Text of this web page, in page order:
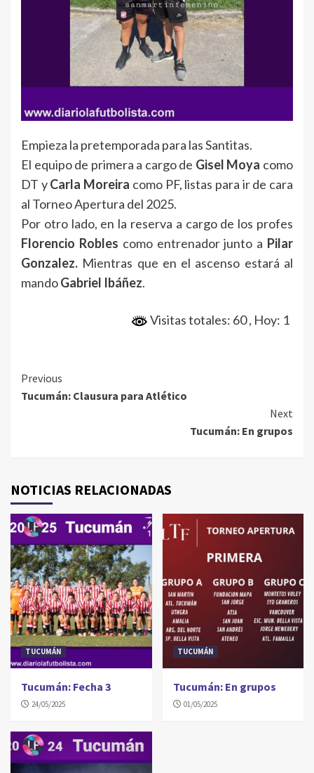
Empieza la pretemporada para las Santitas.
El equipo de primera a cargo de Gisel Moya como
DT yCarla Moreira como PF, listas para ir de cara
al Torneo Apertura del 2025.
Por otro lado, en la reserva a cargo de los profes
Florencio Robles como entrenador junto a Pilar
Gonzalez. Mientras que en el ascenso estará al
mandoGabriel Ibáñez.
Visitas totales: 60, Hoy: 1
Continue
Reading
Previous
Tucumán: Clausura para Atlético
Next
Tucumán: En grupos
NOTICIAS RELACIONADAS
TUCUMÁN
Tucumán: Fecha 3
24/05/2025
TUCUMÁN
Tucumán: En grupos
01/05/2025